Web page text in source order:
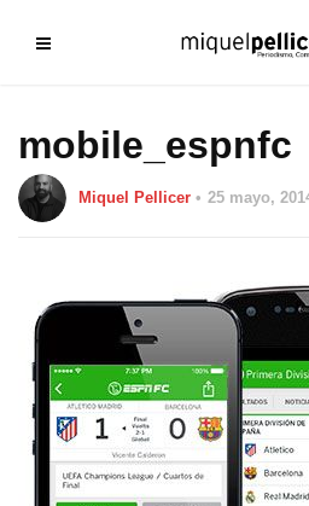
mobile_espnfc
Miquel Pellicer 25 mayo,